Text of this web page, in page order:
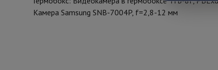
Камера Samsung SNB-7004P, f=2,8-12 мм